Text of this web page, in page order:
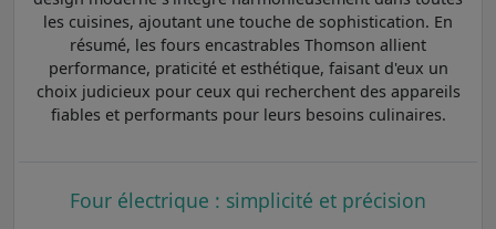
les cuisines, ajoutant une touche de sophistication. En
résumé, les fours encastrables Thomson allient
performance, praticité et esthétique, faisant d'eux un
choix judicieux pour ceux qui recherchent des appareils
fiables et performants pour leurs besoins culinaires.
Four électrique : simplicité et précision